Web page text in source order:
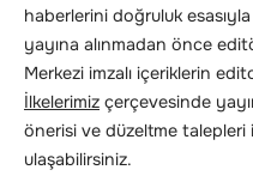
haberlerini doğruluk
yayına alınmadan önce
Merkezi imzalı içeriklerin
İlkelerimiz çerçevesinde
önerisi ve düzeltme talepleri
ulaşabilirsiniz.